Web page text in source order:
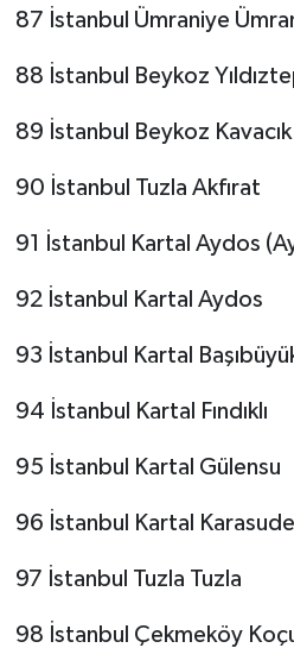
87 İstanbul Ümraniye
88 İstanbul Beykoz
89 İstanbul Beykoz Kavacık
90 İstanbul Tuzla Akfırat
91 İstanbul Kartal Aydos
92 İstanbul Kartal Aydos
93 İstanbul Kartal
94 İstanbul Kartal Fındıklı
95 İstanbul Kartal Gülensu
96 İstanbul Kartal
97 İstanbul Tuzla Tuzla
98 İstanbul Çekmeköy